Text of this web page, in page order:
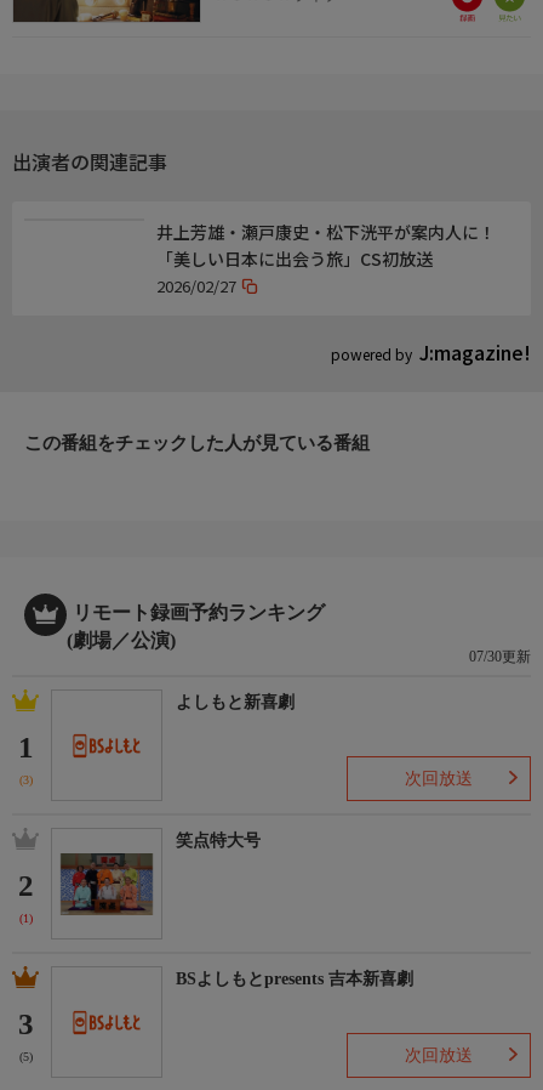
出演者の関連記事
powered by J:magazine!
井上芳雄・瀬戸康史・松下洸平が案内人に！
「美しい日本に出会う旅」CS初放送
2026/02/27
この番組をチェックした人が見ている番組
リモート録画予約ランキング
(劇場／公演)
07/30更新
1
(3)
よしもと新喜劇
次回放送
2
(1)
笑点特大号
3
(5)
BSよしもとpresents 吉本新喜劇
次回放送